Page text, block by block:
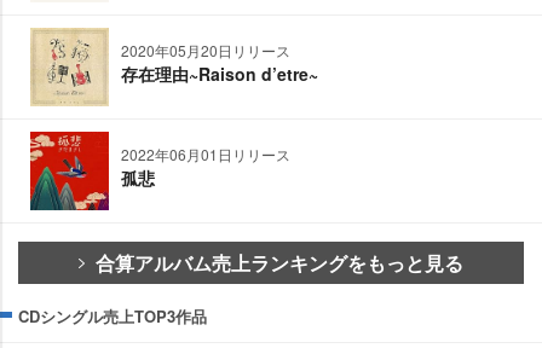
2020年05月20日リリース
存在理由~Raison d’etre~
2022年06月01日リリース
孤悲
合算アルバム売上ランキングをもっと見る
CDシングル売上TOP3作品